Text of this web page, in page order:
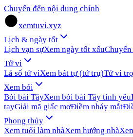
Chuyển đến nội dung chính
xemtuvi.xyz
Lịch & ngày tốt
Lịch vạn sựXem ngày tốt xấu
Tử vi
Lá số tử viXem bát tự (tứ trụ)Tử vi
Xem bói
Bói bài TâyXem bói bài Tây tình yêu
tayGiải mã giấc mơĐiềm nháy mắt
Phong thủy
Xem tuổi làm nhàXem hướng nhà